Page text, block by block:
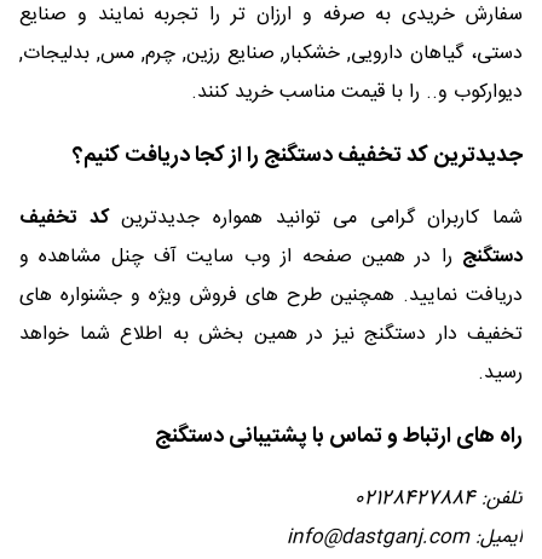
سفارش خریدی به صرفه و ارزان تر را تجربه نمایند و صنایع
دستی، گیاهان دارویی, خشکبار, صنایع رزین, چرم, مس, بدلیجات,
دیوارکوب و.. را با قیمت مناسب خرید کنند.
جدیدترین کد تخفیف دستگنج را از کجا دریافت کنیم؟
شما کاربران گرامی می توانید همواره جدیدترینکد تخفیف
دستگنج را در همین صفحه از وب سایت آف چنل مشاهده و
دریافت نمایید. همچنین طرح های فروش ویژه و جشنواره های
تخفیف دار دستگنج نیز در همین بخش به اطلاع شما خواهد
رسید.
راه‌ های ارتباط و تماس با پشتیبانی دستگنج
تلفن: 02128427884
ایمیل: info@dastganj.com